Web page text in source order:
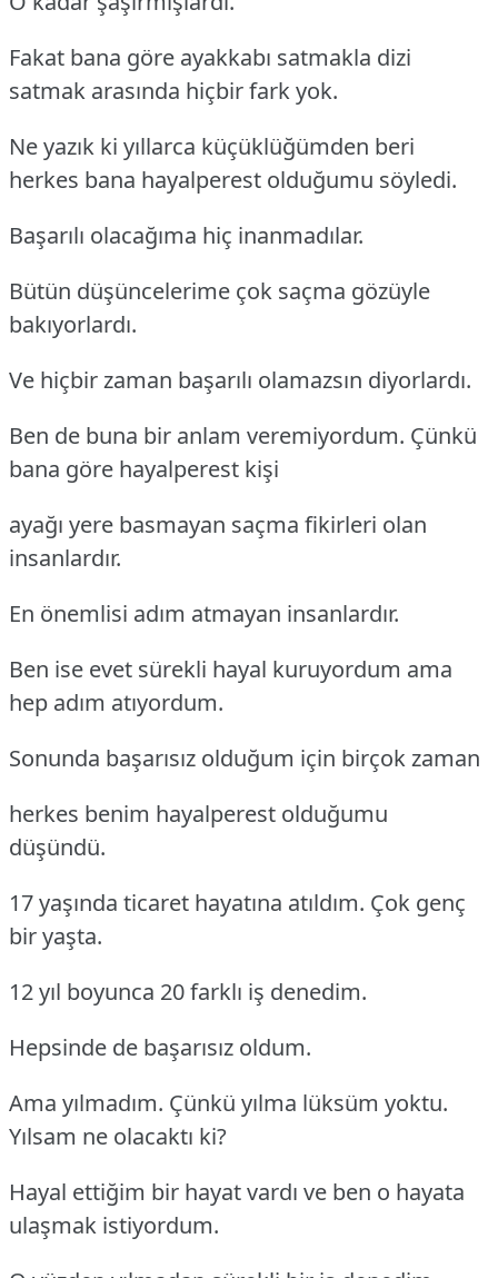
Fakat bana göre ayakkabı satmakla dizi
satmak arasında hiçbir fark yok.
Ne yazık ki yıllarca küçüklüğümden beri
herkes bana hayalperest olduğumu söyledi.
Başarılı olacağıma hiç inanmadılar.
Bütün düşüncelerime çok saçma gözüyle
bakıyorlardı.
Ve hiçbir zaman başarılı olamazsın diyorlardı.
Ben de buna bir anlam veremiyordum. Çünkü
bana göre hayalperest kişi
ayağı yere basmayan saçma fikirleri olan
insanlardır.
En önemlisi adım atmayan insanlardır.
Ben ise evet sürekli hayal kuruyordum ama
hep adım atıyordum.
Sonunda başarısız olduğum için birçok zaman
herkes benim hayalperest olduğumu
düşündü.
17 yaşında ticaret hayatına atıldım. Çok genç
bir yaşta.
12 yıl boyunca 20 farklı iş denedim.
Hepsinde de başarısız oldum.
Ama yılmadım. Çünkü yılma lüksüm yoktu.
Yılsam ne olacaktı ki?
Hayal ettiğim bir hayat vardı ve ben o hayata
ulaşmak istiyordum.